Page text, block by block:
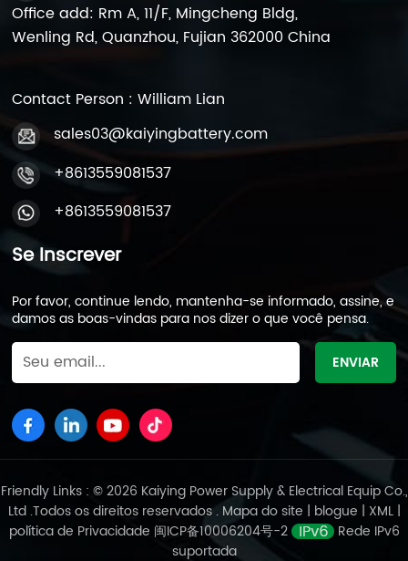
Office add: Rm A, 11/F, Mingcheng Bldg,
Wenling Rd, Quanzhou, Fujian 362000 China
Contact Person : William Lian
sales03@kaiyingbattery.com
+8613559081537
+8613559081537
Se Inscrever
Por favor, continue lendo, mantenha-se informado, assine, e
damos as boas-vindas para nos dizer o que você pensa.
Friendly Links : © 2026 Kaiying Power Supply & Electrical Equip Co.,
Ltd .Todos os direitos reservados . Mapa do site | blogue | XML|
política de Privacidade 闽ICP备10006204号-2
Rede IPv6
suportada